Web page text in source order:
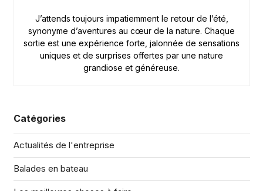
J’attends toujours impatiemment le retour de l’été,
synonyme d’aventures au cœur de la nature. Chaque
sortie est une expérience forte, jalonnée de sensations
uniques et de surprises offertes par une nature
grandiose et généreuse.
Catégories
Actualités de l'entreprise
Balades en bateau